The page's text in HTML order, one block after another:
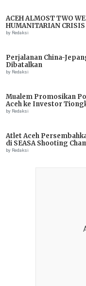
ACEH ALMOST TWO
HUMANITARIAN
IMMEDIATE
by Redaksi
Perjalanan China-
Dibatalkan
by Redaksi
Mualem Promosikan
Aceh ke Investor
by Redaksi
Atlet Aceh
di SEASA Shooting
by Redaksi